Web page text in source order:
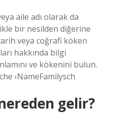
aile adı olarak da
bir nesilden diğerine
veya coğrafi köken
hakkında bilgi
ve kökenini bulun.
›NameFamilysch
gelir?